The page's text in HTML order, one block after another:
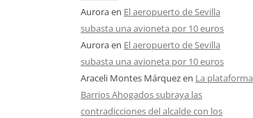
Auroraen El aeropuerto de Sevilla
subasta una avioneta por 10 euros
Auroraen El aeropuerto de Sevilla
subasta una avioneta por 10 euros
Araceli Montes Márquezen La plataforma
Barrios Ahogados subraya las
contradicciones del alcalde con los